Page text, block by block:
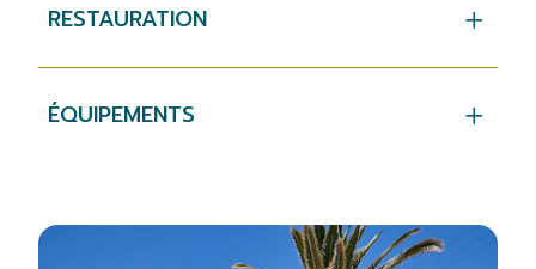
RESTAURATION
ÉQUIPEMENTS